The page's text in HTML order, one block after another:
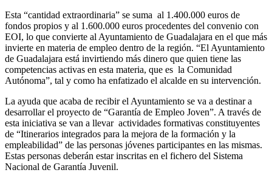
Esta “cantidad extraordinaria” se suma al 1.400.000 euros de
fondos propios y al 1.600.000 euros procedentes del convenio con
EOI, lo que convierte al Ayuntamiento de Guadalajara en el que más
invierte en materia de empleo dentro de la región. “El Ayuntamiento
de Guadalajara está invirtiendo más dinero que quien tiene las
competencias activas en esta materia, que es la Comunidad
Autónoma”, tal y como ha enfatizado el alcalde en su intervención.
La ayuda que acaba de recibir el Ayuntamiento se va a destinar a
desarrollar el proyecto de “Garantía de Empleo Joven”. A través de
esta iniciativa se van a llevar actividades formativas constituyentes
de “Itinerarios integrados para la mejora de la formación y la
empleabilidad” de las personas jóvenes participantes en las mismas.
Estas personas deberán estar inscritas en el fichero del Sistema
Nacional de Garantía Juvenil.